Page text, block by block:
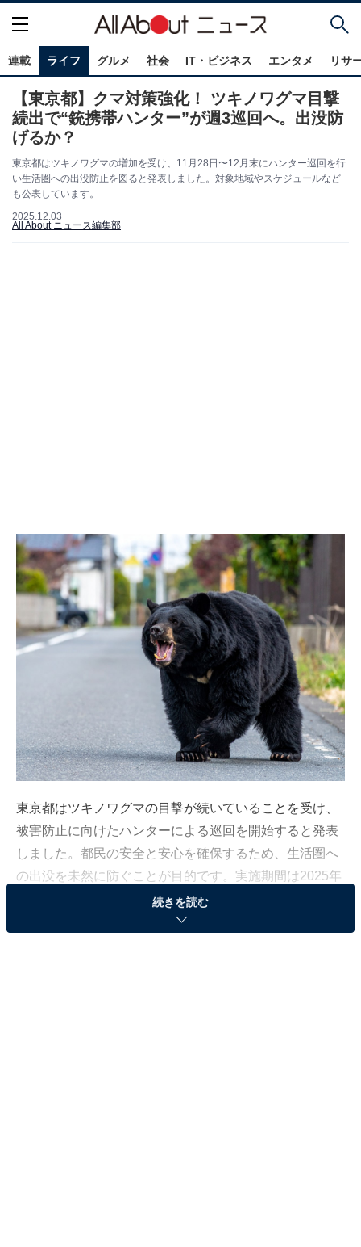
連載 ライフ グルメ 社会 IT・ビジネス エンタメ リサ
【東京都】クマ対策強化！ ツキノワグマ目撃
続出で“銃携帯ハンター”が週3巡回へ。出没防
げるか？
東京都はツキノワグマの増加を受け、11月28日〜12月末にハンター巡回を行
い生活圏への出没防止を図ると発表しました。対象地域やスケジュールなど
も公表しています。
2025.12.03
All About ニュース編集部
東京都はツキノワグマの目撃が続いていることを受け、
被害防止に向けたハンターによる巡回を開始すると発表
しました。都民の安全と安心を確保するため、生活圏へ
の出没を未然に防ぐことが目的です。実施期間は2025年
11月28日から12月末までとなっています。
続きを読む